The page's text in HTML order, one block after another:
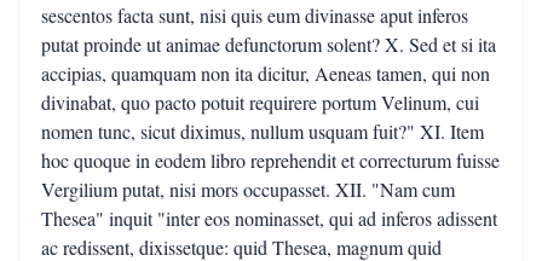
sescentos facta sunt, nisi quis eum divinasse aput inferos
putat proinde ut animae defunctorum solent? X. Sed et si ita
accipias, quamquam non ita dicitur, Aeneas tamen, qui non
divinabat, quo pacto potuit requirere portum Velinum, cui
nomen tunc, sicut diximus, nullum usquam fuit?" XI. Item
hoc quoque in eodem libro reprehendit et correcturum fuisse
Vergilium putat, nisi mors occupasset. XII. "Nam cum
Thesea" inquit "inter eos nominasset, qui ad inferos adissent
ac redissent, dixissetque: quid Thesea, magnum quid